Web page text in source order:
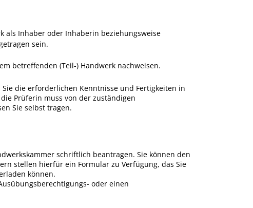
als Inhaber oder Inhaberin beziehungsweise
sein.
betreffenden (Teil-) Handwerk nachweisen.
die erforderlichen Kenntnisse und Fertigkeiten in
Prüferin muss von der zuständigen
Sie selbst tragen.
schriftlich beantragen. Sie können den
stellen hierfür ein Formular zu Verfügung, das Sie
können.
oder einen